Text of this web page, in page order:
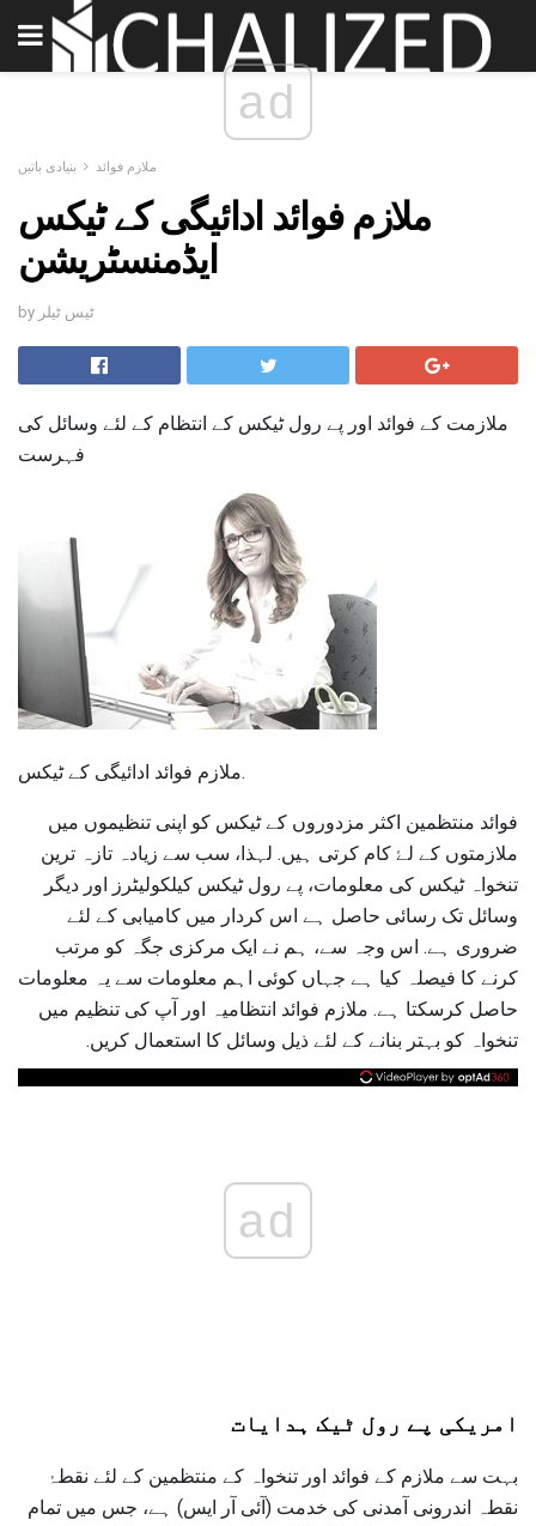
ad
ملازم فوائد بنیادی باتیں
ملازم فوائد ادائیگی کے ٹیکس
ایڈمنسٹریشن
by ٹیس ٹیلر
ملازمت کے فوائد اور پے رول ٹیکس کے انتظام کے لئے وسائل کی
فہرست
ملازم فوائد ادائیگی کے ٹیکس.
فوائد منتظمین اکثر مزدوروں کے ٹیکس کو اپنی تنظیموں میں
ملازمتوں کے لۓ کام کرتی ہیں. لہذا، سب سے زیادہ تازہ ترین
تنخواہ ٹیکس کی معلومات، پے رول ٹیکس کیلکولیٹرز اور دیگر
وسائل تک رسائی حاصل ہے اس کردار میں کامیابی کے لئے
ضروری ہے. اس وجہ سے، ہم نے ایک مرکزی جگہ کو مرتب
کرنے کا فیصلہ کیا ہے جہاں کوئی اہم معلومات سے یہ معلومات
حاصل کرسکتا ہے. ملازم فوائد انتظامیہ اور آپ کی تنظیم میں
تنخواہ کو بہتر بنانے کے لئے ذیل وسائل کا استعمال کریں.
ad
امریکی پے رول ٹیک ہدایات
بہت سے ملازم کے فوائد اور تنخواہ کے منتظمین کے لئے نقطۂ
نقطہ اندرونی آمدنی کی خدمت (آئی آر ایس) ہے، جس میں تمام